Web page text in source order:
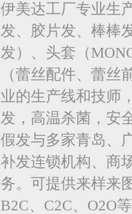
伊美达工厂专业生
发、胶片发、棒棒
发）、头套（
（蕾丝配件、蕾
业的生产线和技师
发，高温杀菌，安
假发与多家青岛、
补发连锁机构、商
务。可提供来样来
B2C、C2C、O2O